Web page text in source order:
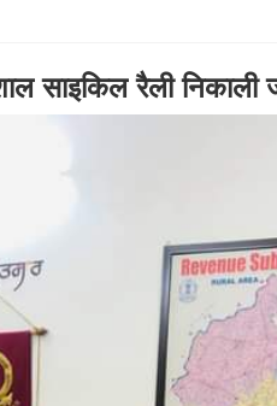
साइकिल रैली निकाली